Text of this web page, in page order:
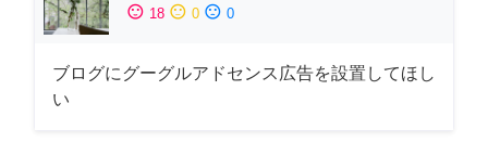
sentiment_satisfied 18 sentiment_neutral 0 sentiment_dissatisfied 0
ブログにグーグルアドセンス広告を設置してほし
い